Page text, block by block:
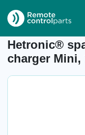
Item number: 04.393
Hetronic®
charger Mini,